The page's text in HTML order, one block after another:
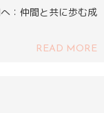
：仲間と共に歩む成
READ MORE